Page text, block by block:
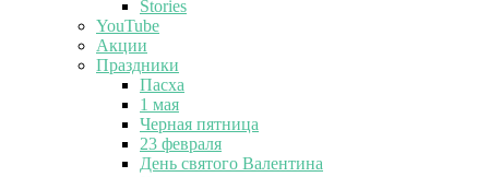
Stories
YouTube
Акции
Праздники
Пасха
1 мая
Черная пятница
23 февраля
День святого Валентина